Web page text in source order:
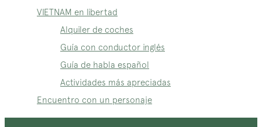
VIETNAM en libertad
Alquiler de coches
Guía con conductor inglés
Guía de habla español
Actividades más apreciadas
Encuentro con un personaje